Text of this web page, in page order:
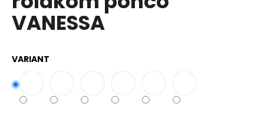
5
hviezdičiek.
VANESSA
VARIANT
a
m
PREŠÍVANÁ,
ASYMETRICKÁ
BUNDA